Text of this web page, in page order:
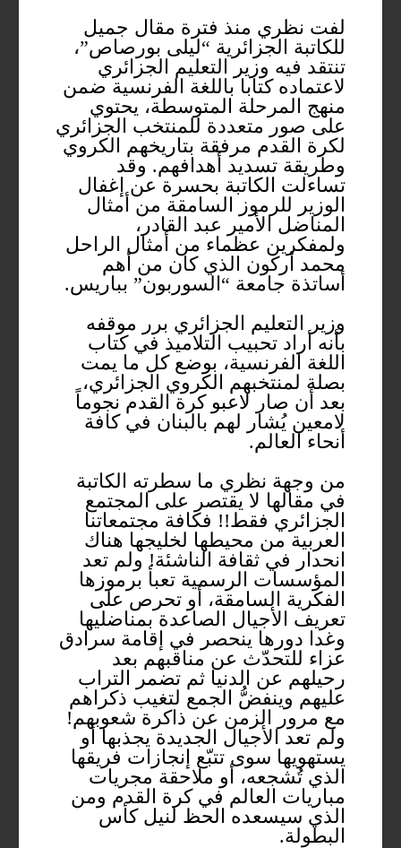
لفت نظري منذ فترة مقال جميل
للكاتبة الجزائرية “ليلى بورصاص”،
تنتقد فيه وزير التعليم الجزائري
لاعتماده كتابا باللغة الفرنسية ضمن
منهج المرحلة المتوسطة، يحتوي
على صور متعددة للمنتخب الجزائري
لكرة القدم مرفقة بتاريخهم الكروي
وطريقة تسديد أهدافهم. وقد
تساءلت الكاتبة بحسرة عن إغفال
الوزير للرموز السامقة من أمثال
المناضل الأمير عبد القادر،
ولمفكرين عظماء من أمثال الراحل
محمد أركون الذي كان من أهم
أساتذة جامعة “السوربون” بباريس.
وزير التعليم الجزائري برر موقفه
بأنه أراد تحبيب التلاميذ في كتاب
اللغة الفرنسية، بوضع كل ما يمت
بصلة لمنتخبهم الكروي الجزائري،
بعد أن صار لاعبو كرة القدم نجوماً
لامعين يُشار لهم بالبنان في كافة
أنحاء العالم.
من وجهة نظري ما سطرته الكاتبة
في مقالها لا يقتصر على المجتمع
الجزائري فقط!! فكافة مجتمعاتنا
العربية من محيطها لخليجها هناك
انحدار في ثقافة الناشئة! ولم تعد
المؤسسات الرسمية تعبأ برموزها
الفكرية السامقة، أو تحرص على
تعريف الأجيال الصاعدة بمناضليها
وغدا دورها ينحصر في إقامة سرادق
عزاء للتحدّث عن مناقبهم بعد
رحيلهم عن الدنيا ثم تضمر التراب
عليهم وينفضُّ الجمع لتغيب ذكراهم
مع مرور الزمن عن ذاكرة شعوبهم!
ولم تعد الأجيال الجديدة يجذبها أو
يستهويها سوى تتبّع إنجازات فريقها
الذي تُشجعه، أو ملاحقة مجريات
مباريات العالم في كرة القدم ومن
الذي سيسعده الحظ لنيل كأس
البطولة.